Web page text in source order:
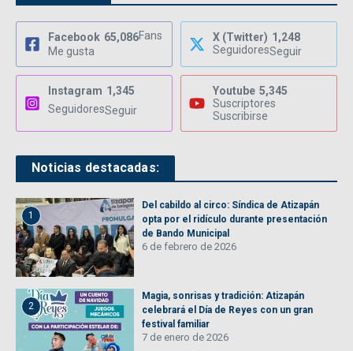
Facebook 65,086Fans
Me gusta
X (Twitter) 1,248
SeguidoresSeguir
Instagram 1,345
SeguidoresSeguir
Youtube 5,345
Suscriptores
Suscribirse
Noticias destacadas:
1
Del cabildo al circo: Síndica de Atizapán
opta por el ridículo durante presentación
de Bando Municipal
6 de febrero de 2026
2
Magia, sonrisas y tradición: Atizapán
celebrará el Día de Reyes con un gran
festival familiar
7 de enero de 2026